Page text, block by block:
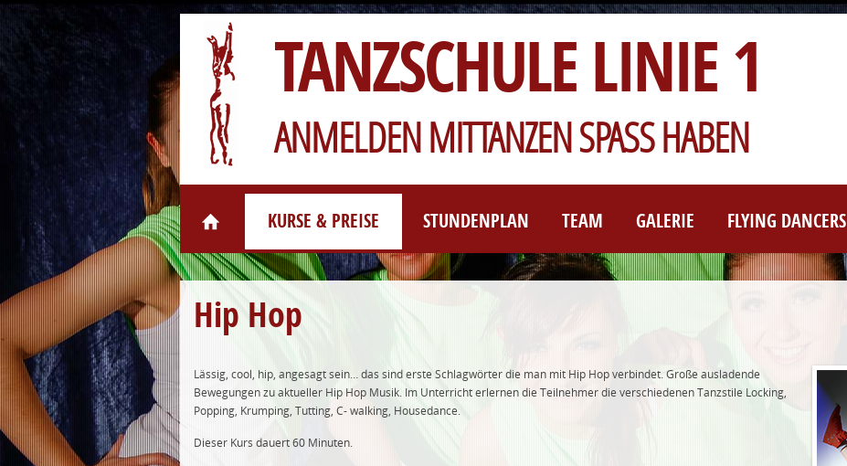
TANZSCHULE LINIE 1
ANMELDEN MITTANZEN SPASS HABEN
KURSE & PREISE STUNDENPLAN TEAM GALERIE FLYING DANCERS
Hip Hop
Lässig, cool, hip, angesagt sein… das sind erste Schlagwörter die man mit Hip Hop verbindet. Große ausladende
Bewegungen zu aktueller Hip Hop Musik. Im Unterricht erlernen die Teilnehmer die verschiedenen Tanzstile Locking,
Popping, Krumping, Tutting, C- walking, Housedance.
Dieser Kurs dauert 60 Minuten.